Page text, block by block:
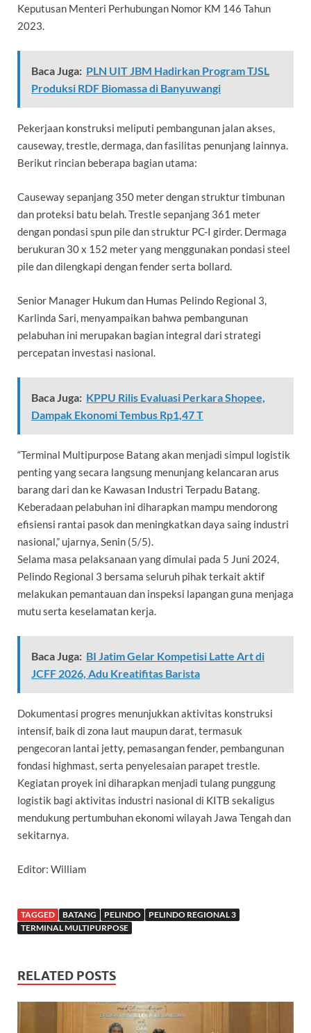
Keputusan Menteri Perhubungan Nomor KM 146 Tahun
2023.
Baca Juga: PLN UIT JBM Hadirkan Program TJSL
Produksi RDF Biomassa di Banyuwangi
Pekerjaan konstruksi meliputi pembangunan jalan akses,
causeway, trestle, dermaga, dan fasilitas penunjang lainnya.
Berikut rincian beberapa bagian utama:
Causeway sepanjang 350 meter dengan struktur timbunan
dan proteksi batu belah. Trestle sepanjang 361 meter
dengan pondasi spun pile dan struktur PC-I girder. Dermaga
berukuran 30 x 152 meter yang menggunakan pondasi steel
pile dan dilengkapi dengan fender serta bollard.
Senior Manager Hukum dan Humas Pelindo Regional 3,
Karlinda Sari, menyampaikan bahwa pembangunan
pelabuhan ini merupakan bagian integral dari strategi
percepatan investasi nasional.
Baca Juga: KPPU Rilis Evaluasi Perkara Shopee,
Dampak Ekonomi Tembus Rp1,47 T
“Terminal Multipurpose Batang akan menjadi simpul logistik
penting yang secara langsung menunjang kelancaran arus
barang dari dan ke Kawasan Industri Terpadu Batang.
Keberadaan pelabuhan ini diharapkan mampu mendorong
efisiensi rantai pasok dan meningkatkan daya saing industri
nasional,” ujarnya, Senin (5/5).
Selama masa pelaksanaan yang dimulai pada 5 Juni 2024,
Pelindo Regional 3 bersama seluruh pihak terkait aktif
melakukan pemantauan dan inspeksi lapangan guna menjaga
mutu serta keselamatan kerja.
Baca Juga: BI Jatim Gelar Kompetisi Latte Art di
JCFF 2026, Adu Kreatifitas Barista
Dokumentasi progres menunjukkan aktivitas konstruksi
intensif, baik di zona laut maupun darat, termasuk
pengecoran lantai jetty, pemasangan fender, pembangunan
fondasi highmast, serta penyelesaian parapet trestle.
Kegiatan proyek ini diharapkan menjadi tulang punggung
logistik bagi aktivitas industri nasional di KITB sekaligus
mendukung pertumbuhan ekonomi wilayah Jawa Tengah dan
sekitarnya.
Editor: William
TAGGED BATANG PELINDO
PELINDO REGIONAL 3
TERMINAL MULTIPURPOSE
RELATED POSTS